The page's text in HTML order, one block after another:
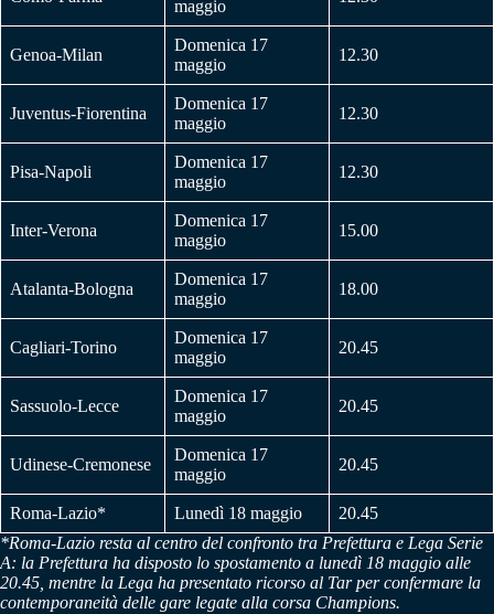
maggio
Genoa-Milan
Domenica 17
maggio
12.30
Juventus-Fiorentina
Domenica 17
maggio
12.30
Pisa-Napoli
Domenica 17
maggio
12.30
Inter-Verona
Domenica 17
maggio
15.00
Atalanta-Bologna
Domenica 17
maggio
18.00
Cagliari-Torino
Domenica 17
maggio
20.45
Sassuolo-Lecce
Domenica 17
maggio
20.45
Udinese-Cremonese
Domenica 17
maggio
20.45
Roma-Lazio* Lunedì 18 maggio
20.45
*Roma-Lazio resta al centro del confronto tra Prefettura e Lega Serie
A: la Prefettura ha disposto lo spostamento a lunedì 18 maggio alle
20.45, mentre la Lega ha presentato ricorso al Tar per confermare la
contemporaneità delle gare legate alla corsa Champions.